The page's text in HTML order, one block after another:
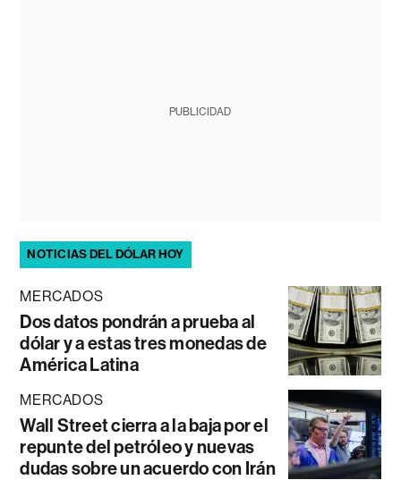
PUBLICIDAD
NOTICIAS DEL DÓLAR HOY
MERCADOS
Dos datos pondrán a prueba al
dólar y a estas tres monedas de
América Latina
MERCADOS
Wall Street cierra a la baja por el
repunte del petróleo y nuevas
dudas sobre un acuerdo con Irán